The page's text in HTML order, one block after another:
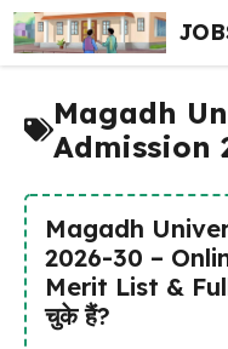
Skip
to
content
Magadh
Admission
Magadh
2026-30 –
Merit List &
चुके हैं?